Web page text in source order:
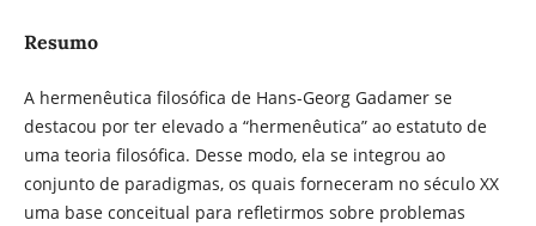
Resumo
A hermenêutica filosófica de Hans-Georg Gadamer se
destacou por ter elevado a “hermenêutica” ao estatuto de
uma teoria filosófica. Desse modo, ela se integrou ao
conjunto de paradigmas, os quais forneceram no século XX
uma base conceitual para refletirmos sobre problemas